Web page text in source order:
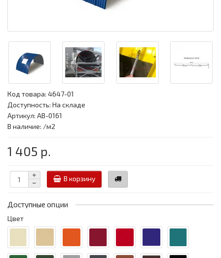
Код товара: 4647-01
Доступность: На складе
Артикул: АВ-0161
В наличие: /м2
1 405 р.
В корзину
Доступные опции
Цвет